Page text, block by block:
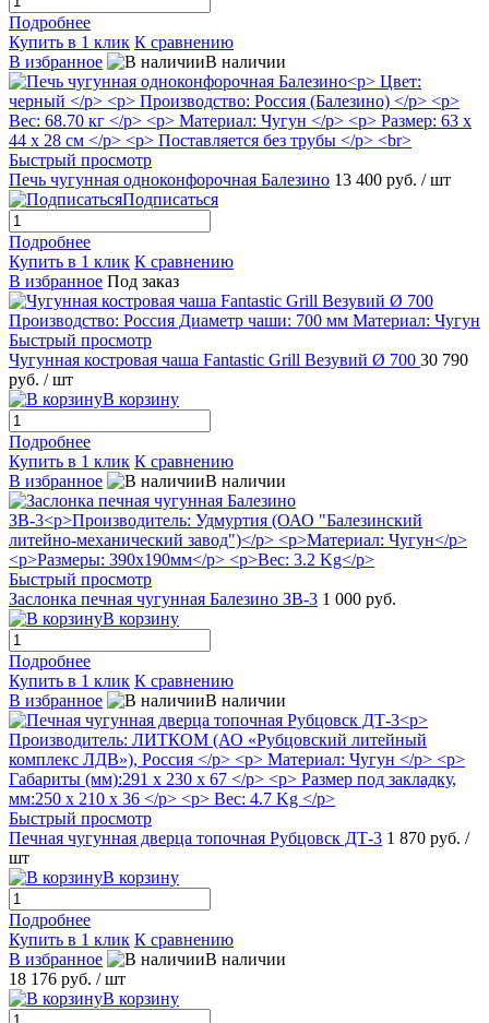
Подробнее
Купить в 1 клик К сравнению
В избранное
В наличии
Быстрый просмотр
Печь чугунная одноконфорочная Балезино 13 400 руб. / шт
Подписаться
Подробнее
Купить в 1 клик К сравнению
В избранное Под заказ
Быстрый просмотр
Чугунная костровая чаша Fantastic Grill Везувий Ø 700 30 790
руб. / шт
В корзину
Подробнее
Купить в 1 клик К сравнению
В избранное
В наличии
Быстрый просмотр
Заслонка печная чугунная Балезино ЗВ-3 1 000 руб.
В корзину
Подробнее
Купить в 1 клик К сравнению
В избранное
В наличии
Быстрый просмотр
Печная чугунная дверца топочная Рубцовск ДТ-3 1 870 руб. /
шт
В корзину
Подробнее
Купить в 1 клик К сравнению
В избранное
В наличии
18 176 руб. / шт
В корзину